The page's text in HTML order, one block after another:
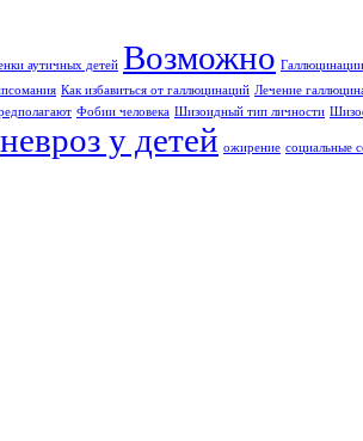
аутичных детей Возможно
Как избавиться от галлюцинаций Лечение
Фобии человека Шизоидный тип личности
невроз у детей ожирение социальные